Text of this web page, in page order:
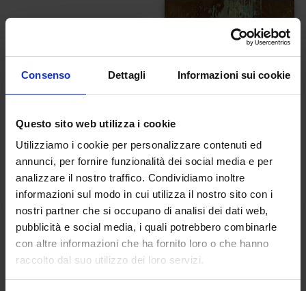
Consenso Dettagli Informazioni sui cookie
Questo sito web utilizza i cookie
Utilizziamo i cookie per personalizzare contenuti ed
annunci, per fornire funzionalità dei social media e per
analizzare il nostro traffico. Condividiamo inoltre
informazioni sul modo in cui utilizza il nostro sito con i
nostri partner che si occupano di analisi dei dati web,
pubblicità e social media, i quali potrebbero combinarle
con altre informazioni che ha fornito loro o che hanno
raccolto dal suo utilizzo dei loro servizi.
Cromatico Purgatorio
€ 1.200,00
Dante che osserva la
montagna del
Purgatorio
€ 2.500,00